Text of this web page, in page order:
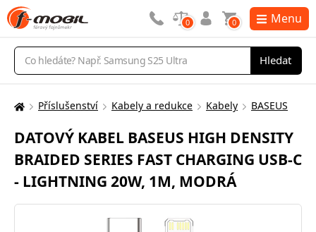
Vyhledávání
Hledat
0 0 Menu
Zde
nacházíte:
Příslušenství Kabely a redukce Kabely BASEUS
DATOVÝ KABEL BASEUS HIGH DENSITY
BRAIDED SERIES FAST CHARGING USB-C
- LIGHTNING 20W, 1M, MODRÁ